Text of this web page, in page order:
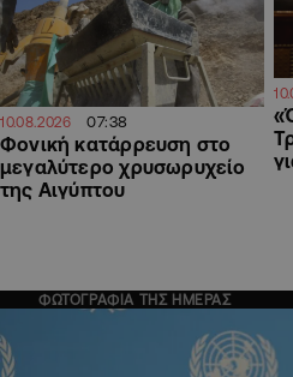
10.08.2026 07:38
Φονική κατάρρευση στο
μεγαλύτερο χρυσωρυχείο
της Αιγύπτου
ΦΩΤΟΓΡΑΦΙΑ ΤΗΣ ΗΜΕΡΑΣ